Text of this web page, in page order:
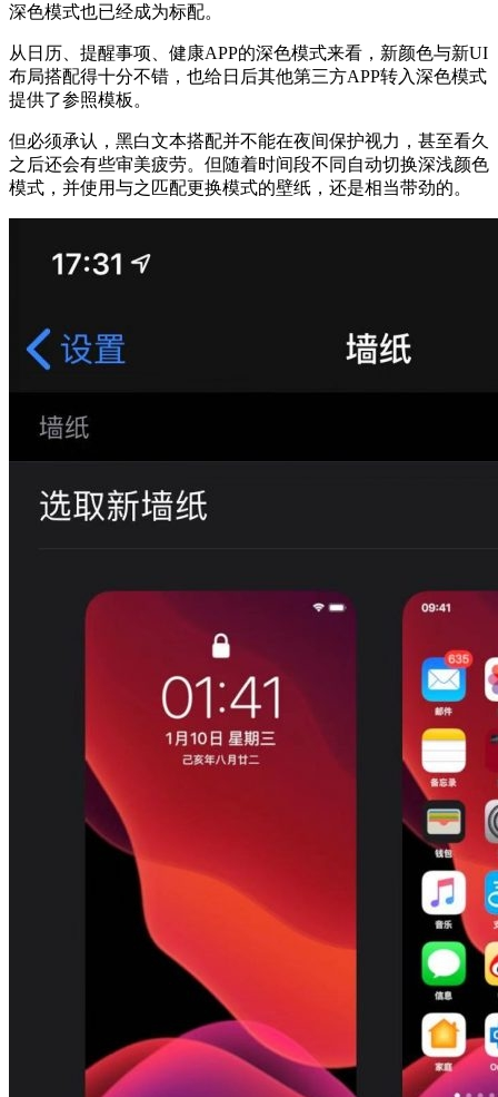
深色模式也已经成为标配。
从日历、提醒事项、健康APP的深色模式来看，新颜色与新UI
布局搭配得十分不错，也给日后其他第三方APP转入深色模式
提供了参照模板。
但必须承认，黑白文本搭配并不能在夜间保护视力，甚至看久
之后还会有些审美疲劳。但随着时间段不同自动切换深浅颜色
模式，并使用与之匹配更换模式的壁纸，还是相当带劲的。